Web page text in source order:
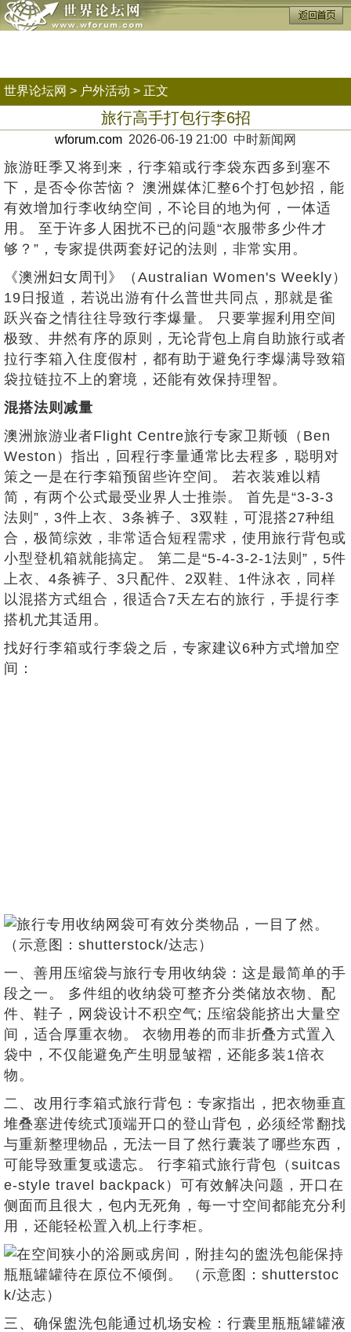
世界论坛网 > 户外活动 > 正文
旅行高手打包行李6招
wforum.com 2026-06-19 21:00 中时新闻网
旅游旺季又将到来，行李箱或行李袋东西多到塞不
下，是否令你苦恼？ 澳洲媒体汇整6个打包妙招，能
有效增加行李收纳空间，不论目的地为何，一体适
用。 至于许多人困扰不已的问题“衣服带多少件才
够？”，专家提供两套好记的法则，非常实用。
《澳洲妇女周刊》（Australian Women's Weekly）
19日报道，若说出游有什么普世共同点，那就是雀
跃兴奋之情往往导致行李爆量。 只要掌握利用空间
极致、井然有序的原则，无论背包上肩自助旅行或者
拉行李箱入住度假村，都有助于避免行李爆满导致箱
袋拉链拉不上的窘境，还能有效保持理智。
混搭法则减量
澳洲旅游业者Flight Centre旅行专家卫斯顿（Ben
Weston）指出，回程行李量通常比去程多，聪明对
策之一是在行李箱预留些许空间。 若衣装难以精
简，有两个公式最受业界人士推崇。 首先是“3-3-3
法则”，3件上衣、3条裤子、3双鞋，可混搭27种组
合，极简综效，非常适合短程需求，使用旅行背包或
小型登机箱就能搞定。 第二是“5-4-3-2-1法则”，5件
上衣、4条裤子、3只配件、2双鞋、1件泳衣，同样
以混搭方式组合，很适合7天左右的旅行，手提行李
搭机尤其适用。
找好行李箱或行李袋之后，专家建议6种方式增加空
间：
一、善用压缩袋与旅行专用收纳袋：这是最简单的手
段之一。 多件组的收纳袋可整齐分类储放衣物、配
件、鞋子，网袋设计不积空气; 压缩袋能挤出大量空
间，适合厚重衣物。 衣物用卷的而非折叠方式置入
袋中，不仅能避免产生明显皱褶，还能多装1倍衣
物。
二、改用行李箱式旅行背包：专家指出，把衣物垂直
堆叠塞进传统式顶端开口的登山背包，必须经常翻找
与重新整理物品，无法一目了然行囊装了哪些东西，
可能导致重复或遗忘。 行李箱式旅行背包（suitcas
e-style travel backpack）可有效解决问题，开口在
侧面而且很大，包内无死角，每一寸空间都能充分利
用，还能轻松置入机上行李柜。
三、确保盥洗包能通过机场安检：行囊里瓶瓶罐罐液